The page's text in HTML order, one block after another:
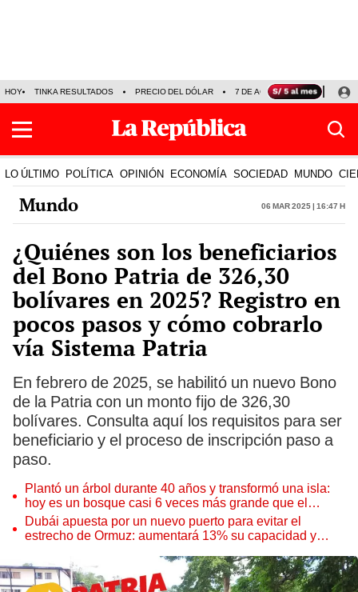
HOY TINKA RESULTADOS PRECIO DEL DÓLAR 7 DE AGOSTO OLLANTA
LO ÚLTIMO POLÍTICA OPINIÓN ECONOMÍA SOCIEDAD MUNDO
Mundo 06 Mar 2025 | 16:47 h
¿Quiénes son los beneficiarios
del Bono Patria de 326,30
bolívares en 2025? Registro en
pocos pasos y cómo cobrarlo
vía Sistema Patria
En febrero de 2025, se habilitó un nuevo Bono
de la Patria con un monto fijo de 326,30
bolívares. Consulta aquí los requisitos para ser
beneficiario y el proceso de inscripción paso a
paso.
Plantó un árbol durante 40 años y transformó una isla:
hoy es un bosque casi 6 veces más grande que el
Parque de las Leyendas
Dubái apuesta por un nuevo puerto para evitar el
estrecho de Ormuz: aumentará 13% su capacidad y